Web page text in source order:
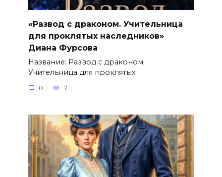
«Развод с драконом. Учительница
для проклятых наследников»
Диана Фурсова
Название: Развод с драконом.
Учительница для проклятых
0 7